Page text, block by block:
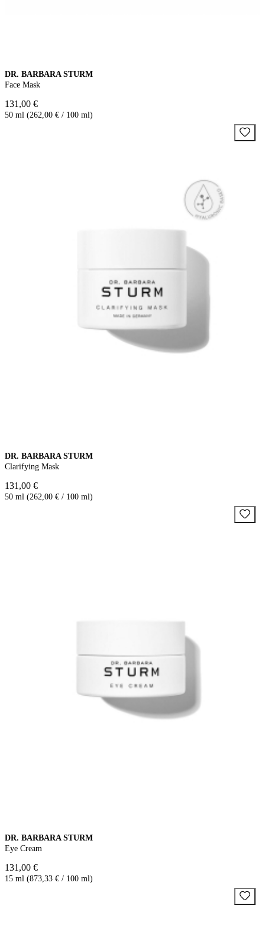
DR. BARBARA STURM
Face Mask
131,00 €
50 ml (262,00 € / 100 ml)
DR. BARBARA STURM
Clarifying Mask
131,00 €
50 ml (262,00 € / 100 ml)
DR. BARBARA STURM
Eye Cream
131,00 €
15 ml (873,33 € / 100 ml)